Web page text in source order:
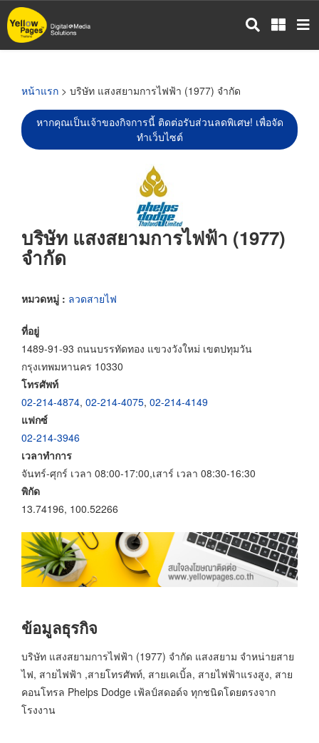
ข้าม
ไป
หน้าแรก > บริษัท แสงสยามการไฟฟ้า (1977) จำกัด
หากคุณเป็นเจ้าของกิจการนี้ ติดต่อรับส่วนลดพิเศษ! เพื่อจัด
ทำเว็บไซต์
บริษัท แสงสยามการไฟฟ้า (1977)
จำกัด
หมวดหมู่ : ลวดสายไฟ
ที่อยู่
1489-91-93 ถนนบรรทัดทอง แขวงวังใหม่ เขตปทุมวัน
กรุงเทพมหานคร 10330
โทรศัพท์
02-214-4874, 02-214-4075, 02-214-4149
แฟกซ์
02-214-3946
เวลาทำการ
จันทร์-ศุกร์ เวลา 08:00-17:00,เสาร์ เวลา 08:30-16:30
พิกัด
13.74196, 100.52266
ข้อมูลธุรกิจ
บริษัท แสงสยามการไฟฟ้า (1977) จำกัด แสงสยาม จำหน่ายสาย
ไฟ, สายไฟฟ้า ,สายโทรศัพท์, สายเคเบิ้ล, สายไฟฟ้าแรงสูง, สาย
คอนโทรล Phelps Dodge เฟ้ลป์สดอด์จ ทุกชนิดโดยตรงจาก
โรงงาน